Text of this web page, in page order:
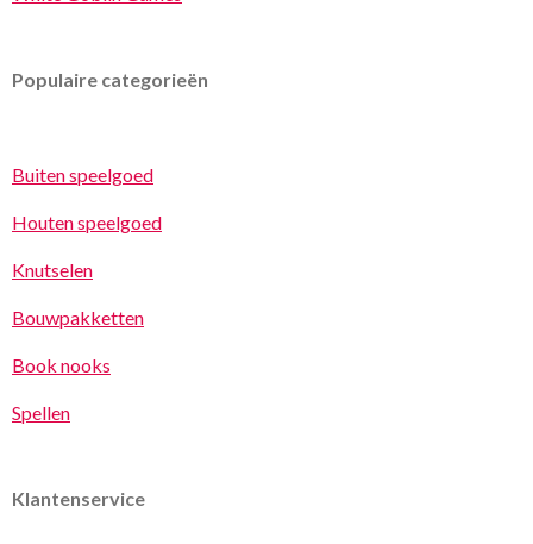
Populaire categorieën
Buiten speelgoed
Houten speelgoed
Knutselen
Bouwpakketten
Book nooks
Spellen
Klantenservice